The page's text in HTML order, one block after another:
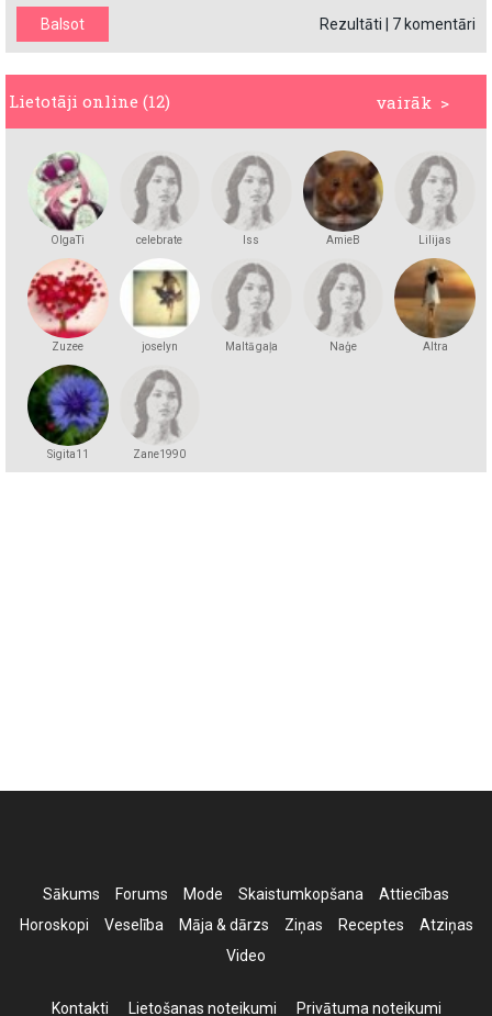
Rezultāti 7 komentāri
vairāk >
Lietotāji online (12)
OlgaTi celebrate lss AmieB Lilijas
Zuzee joselyn Maltā gaļa Naģe Altra
Sigita11 Zane1990
Sākums Forums Mode Skaistumkopšana
Attiecības
Horoskopi
Veselība Māja & dārzs Ziņas Receptes
Atziņas
Video
Kontakti Lietošanas noteikumi Privātuma noteikumi